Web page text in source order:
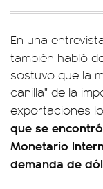
En una
también habló
sostuvo que la
canilla" de la
exportaciones
que se
Monetario
demanda de